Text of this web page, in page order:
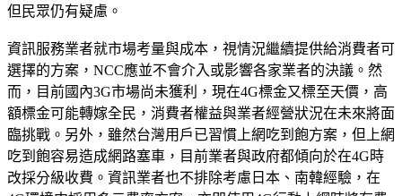
但民眾仍有疑慮。
資訊服務業者就市場考量與成本，視情況繼續提供給消費者可
選擇的方案，NCC應並不會介入或影響各家業者的決議。然
而，目前國內3G市場尚未獲利，現在4G標金又標至天價，高
額標金可能轉嫁全民，消費者權益與業者經營狀況在未來將面
臨挑戰。另外，雖然台灣用戶已習慣上網吃到飽方案，但上網
吃到飽容易造成網路塞車，目前業者與政府都傾向於在4G時
改採分級收費。資訊業者也不排除考慮日本、南韓經驗，在